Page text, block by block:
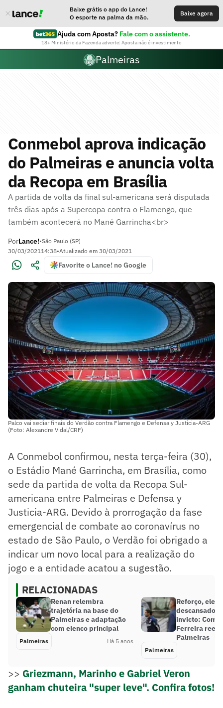
Baixe grátis o app do Lance!
O esporte na palma da mão.
Baixe agora
Ajuda com Aposta? Fale com o assistente.
18+ Ministério da Fazenda adverte: Aposta não é investimento
Palmeiras
Conmebol aprova indicação
do Palmeiras e anuncia volta
da Recopa em Brasília
A partida de volta da final sul-americana será disputada
três dias após a Supercopa contra o Flamengo, que
também acontecerá no Mané Garrincha<br>
PorLance!•São Paulo (SP)
30/03/202114:38•Atualizado em 30/03/2021
Favorite o Lance! no Google
Palco vai sediar finais do Verdão contra Flamengo e Defensa y Justicia-ARG
(Foto: Alexandre Vidal/CRF)
A Conmebol confirmou, nesta terça-feira (30),
o Estádio Mané Garrincha, em Brasília, como
sede da partida de volta da Recopa Sul-
americana entre Palmeiras e Defensa y
Justicia-ARG. Devido à prorrogação da fase
emergencial de combate ao coronavírus no
estado de São Paulo, o Verdão foi obrigado a
indicar um novo local para a realização do
jogo e a entidade acatou a sugestão.
RELACIONADAS
Renan relembra
trajetória na base do
Palmeiras e adaptação
com elenco principal
Palmeiras Há 5 anos
Reforço,
descansado
invicto: Como
Ferreira
Palmeiras
Palmeiras
>> Griezmann, Marinho e Gabriel Veron
ganham chuteira "super leve". Confira fotos!